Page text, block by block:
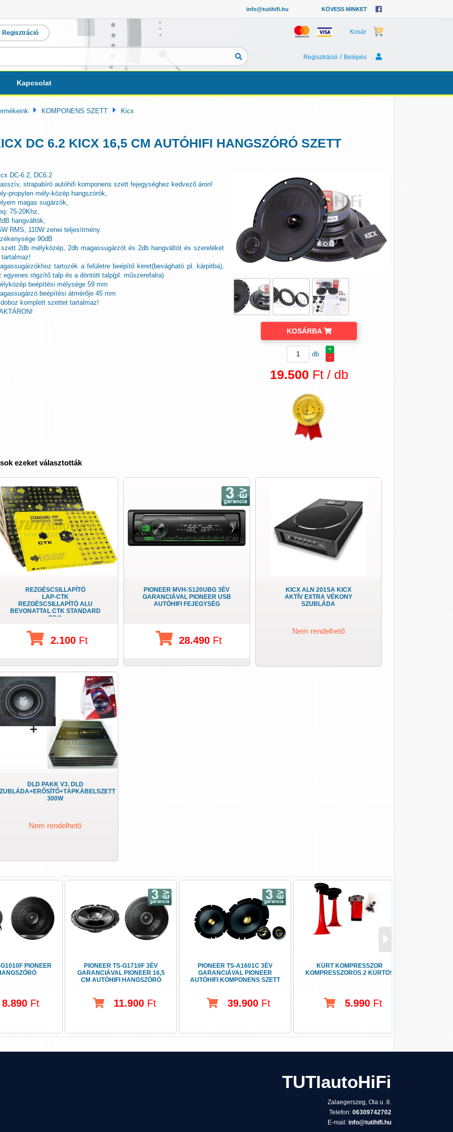
info@tutihifi.hu KÖVESS MINKET
Regisztráció Kosár
Regisztráció / Belépés
Kapcsolat
KOMPONENS SZETT Kicx
DC 6.2 KICX 16,5 CM AUTÓHIFI HANGSZÓRÓ SZETT
DC-6.2, DC6.2
strapabíró autóhifi komponens szett fejegységhez kedvező áron!
propylen mély-közép hangszórók,
magas sugárzók,
75-20Khz,
hangváltók,
RMS, 110W zenei teljesítmény.
90dB
2db mélyközép, 2db magassugárzót és 2db hangváltót és szereléket
tartozék a felületre beépítő keret(bevágható pl. kárpitba),
egyenes rögzítő talp és a döntött talp(pl. műszerefalra)
beépítési mélysége 59 mm
beépítési átmérője 45 mm
komplett szettet tartalmaz!
KOSÁRBA
+
-
db
19.500 Ft / db
ezeket választották
REZGÉSCSILLAPÍTÓ
LAP-CTK
REZGÉSCSILLAPÍTÓ ALU
BEVONATTAL CTK STANDARD
PRO
2.100Ft
PIONEER MVH-S120UBG 3ÉV
GARANCIÁVAL PIONEER USB
AUTÓHIFI FEJEGYSÉG
28.490 Ft
KICX ALN 201SA KICX
AKTÍV EXTRA VÉKONY
SZUBLÁDA
Nem rendelhető
DLD PAKK V3. DLD
300W
Nem rendelhető
PIONEER
8.890Ft
PIONEER TS-G1710F 3ÉV
GARANCIÁVAL PIONEER 16,5
CM AUTÓHIFI HANGSZÓRÓ
11.900Ft
PIONEER TS-A1601C 3ÉV
GARANCIÁVAL PIONEER
AUTÓHIFI KOMPONENS SZETT
39.900 Ft
KÜRT KOMPRESSZOR
KOMPRESSZOROS 2 KÜRTÖS
5.990Ft
TUTIautoHiFi
Zalaegerszeg, Ola u. 8.
Telefon: 06309742702
E-mail: info@tutihifi.hu